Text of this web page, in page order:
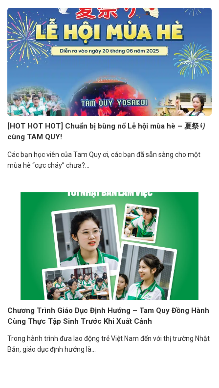
[HOT HOT HOT] Chuẩn bị bùng nổ Lễ hội mùa hè – 夏祭り
cùng TAM QUY!
Các bạn học viên của Tam Quy ơi, các bạn đã sẵn sàng cho một
mùa hè “cực cháy” chưa?...
Chương Trình Giáo Dục Định Hướng – Tam Quy Đồng Hành
Cùng Thực Tập Sinh Trước Khi Xuất Cảnh
Trong hành trình đưa lao động trẻ Việt Nam đến với thị trường Nhật
Bản, giáo dục định hướng là...